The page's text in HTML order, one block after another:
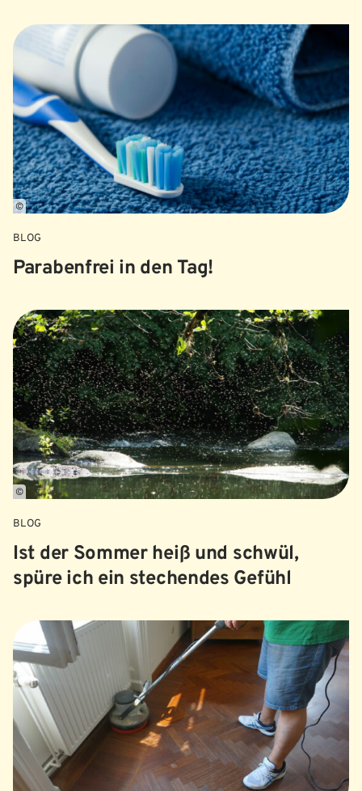
©
BLOG
Parabenfrei in den Tag!
©
BLOG
Ist der Sommer heiß und schwül,
spüre ich ein stechendes Gefühl